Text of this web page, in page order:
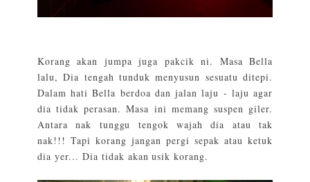
Korang akan jumpa juga pakcik ni. Masa Bella
lalu, Dia tengah tunduk menyusun sesuatu ditepi.
Dalam hati Bella berdoa dan jalan laju - laju agar
dia tidak perasan. Masa ini memang suspen giler.
Antara nak tunggu tengok wajah dia atau tak
nak!!! Tapi korang jangan pergi sepak atau ketuk
dia yer... Dia tidak akan usik korang.